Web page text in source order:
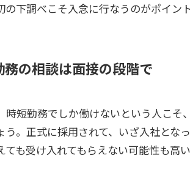
の下調べこそ入念に行なうのがポイント
務の相談は面接の段階で
時短勤務でしか働けないという人こそ
う。正式に採用されて、いざ入社とな
ても受け入れてもらえない可能性も高い